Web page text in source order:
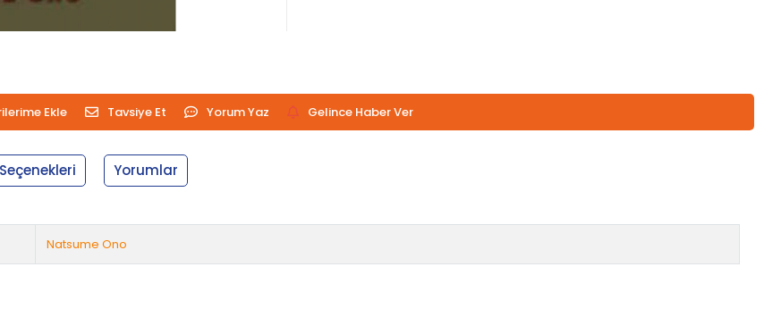
Ekle Tavsiye Et Yorum Yaz Gelince Haber Ver
Yorumlar
Natsume Ono